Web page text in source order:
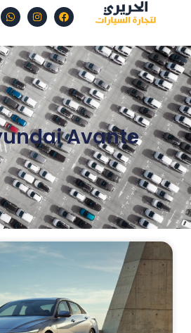
Avante